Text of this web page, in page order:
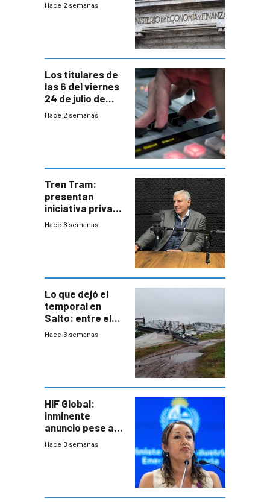
Hace 2 semanas
Los titulares de
las 6 del viernes
24 de julio de
2026
Hace 2 semanas
Tren Tram:
presentan
iniciativa privada
para una red de
Hace 3 semanas
Lo que dejó el
temporal en
Salto: entre el
impacto
Hace 3 semanas
HIF Global:
inminente
anuncio pese a
declaración de
gobierno
Hace 3 semanas